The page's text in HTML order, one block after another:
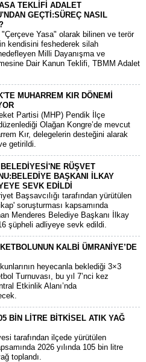
TEKLİFİ ADALET
GEÇTİ:SÜREÇ NASIL
"Çerçeve Yasa" olarak bilinen ve terör
kendisini feshederek silah
Milli Dayanışma ve
Dair Kanun Teklifi, TBMM Adalet
MUHARREM KIR DÖNEMİ
Partisi (MHP) Pendik İlçe
Olağan Kongre’de mevcut
Kır, delegelerin desteğini alarak
getirildi.
RÜŞVET
BAŞKANI İLKAY
SEVK EDİLDİ
Başsavcılığı tarafından yürütülen
soruşturması kapsamında
Menderes Belediye Başkanı İlkay
şüpheli adliyeye sevk edildi.
KALBİ ÜMRANİYE’DE
heyecanla beklediği 3×3
Turnuvası, bu yıl 7’nci kez
Etkinlik Alanı’nda
BİN LİTRE BİTKİSEL ATIK YAĞ
tarafından ilçede yürütülen
2026 yılında 105 bin litre
toplandı.